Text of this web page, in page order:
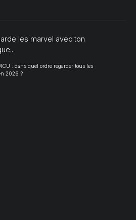
les marvel avec ton
: dans quel ordre regarder tous les
2026 ?